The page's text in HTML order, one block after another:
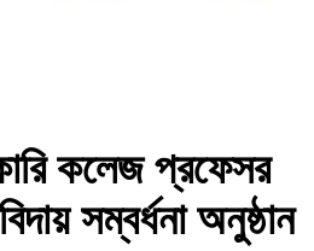
কলেজ প্রফেসর
সম্বর্ধনা অনুষ্ঠান